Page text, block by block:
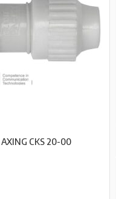
CKS 20-00